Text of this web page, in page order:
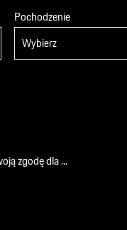
Pochodzenie
zgodę dla...